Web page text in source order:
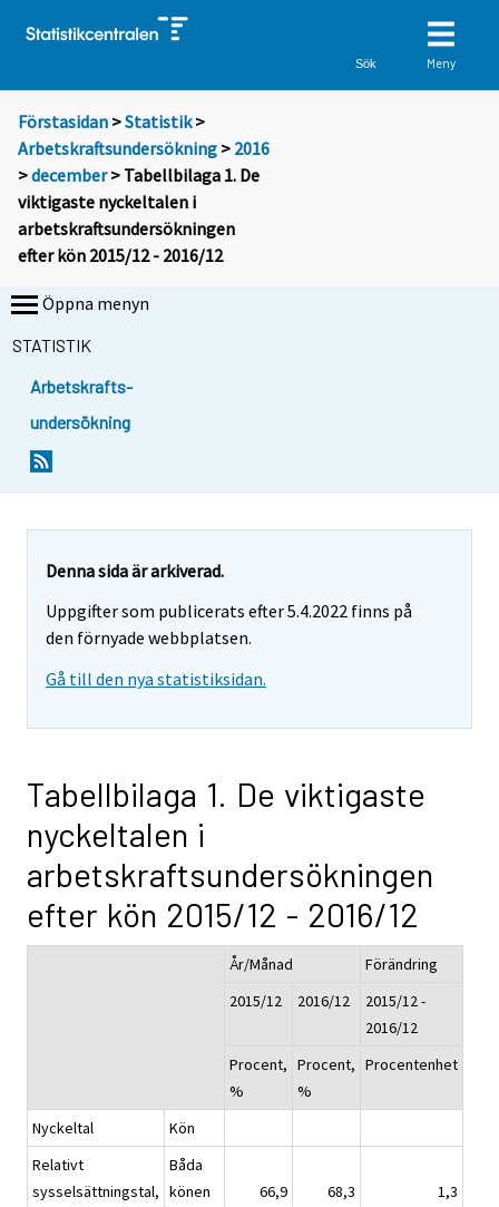
Sök Meny
Förstasidan >Statistik >
Arbetskraftsundersökning > 2016
>december> Tabellbilaga 1. De
viktigaste nyckeltalen i
arbetskraftsundersökningen
efter kön 2015/12 - 2016/12
Öppna menyn
STATISTIK
Arbetskrafts-
undersökning
Denna sida är arkiverad.
Uppgifter som publicerats efter 5.4.2022 finns på
den förnyade webbplatsen.
Gå till den nya statistiksidan.
Tabellbilaga 1. De viktigaste
nyckeltalen i
arbetskraftsundersökningen
efter kön 2015/12 - 2016/12
År/Månad
Förändring
2015/12
2016/12
2015/12 -
2016/12
Procent,
%
Procent,
%
Procentenhet
Nyckeltal
Kön
Relativt
sysselsättningstal,
Båda
könen
66,9 68,3
1,3